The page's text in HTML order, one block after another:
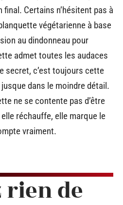
Certains n’hésitent pas à
végétarienne à base
au dindonneau pour
admet toutes les audaces
secret, c’est toujours cette
dans le moindre détail.
ne se contente pas d’être
réchauffe, elle marque le
vraiment.
rien de